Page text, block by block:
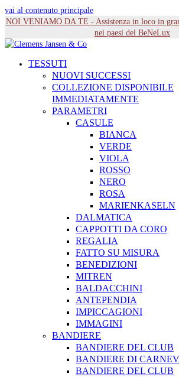
vai al contenuto principale
NOI VENIAMO DA TE - Assistenza in loco in
nei paesi del BeNeLux
TESSUTI
NUOVI SUCCESSI
COLLEZIONE DISPONIBILE
IMMEDIATAMENTE
PARAMETRI
CASULE
BIANCA
VERDE
VIOLA
ROSSO
NERO
ROSA
MARIENKASELN
DALMATICA
CAPPOTTI DA CORO
REGALIA
FATTO SU MISURA
BENEDIZIONI
MITREN
BALDACCHINI
ANTEPENDIA
IMPICCAGIONI
IMMAGINI
BANDIERE
BANDIERE DEL CLUB
BANDIERE DI
BANDIERE DEL CLUB